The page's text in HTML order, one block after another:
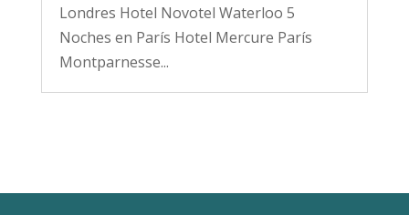
Londres Hotel Novotel Waterloo 5
Noches en París Hotel Mercure París
Montparnesse...